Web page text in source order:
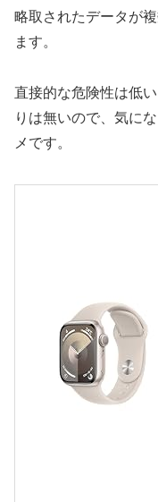
略取されたデータが
ます。
直接的な危険性は低
りは無いので、気に
メです。